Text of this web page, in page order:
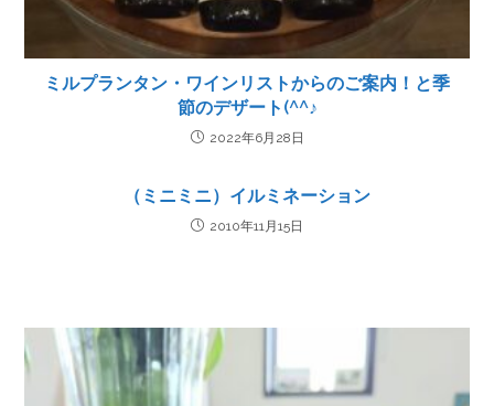
ミルプランタン・ワインリストからのご案内！と季
節のデザート(^^♪
2022年6月28日
（ミニミニ）イルミネーション
2010年11月15日